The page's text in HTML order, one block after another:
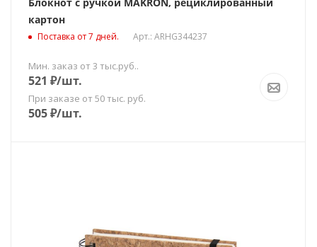
картон
Поставка от 7 дней. Арт.: ARHG344237
Мин. заказ от 3 тыс.руб..
521 ₽/шт.
При заказе от 50 тыс. руб.
505₽/шт.